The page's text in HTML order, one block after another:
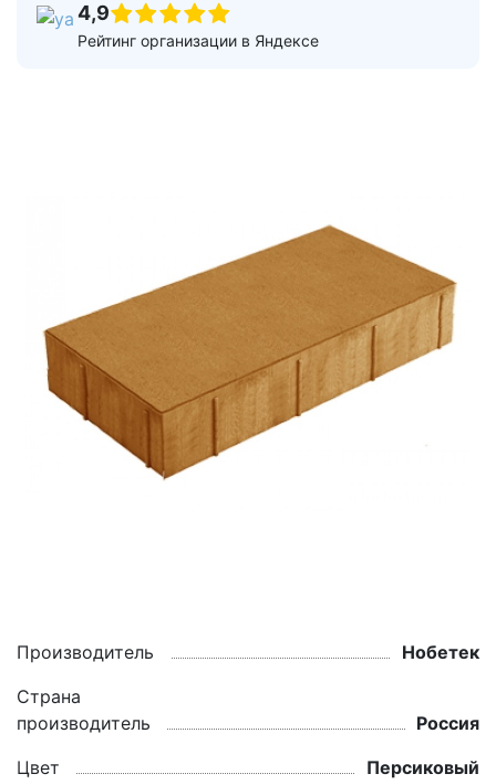
Производитель
Нобетек
Страна
производитель
Россия
Цвет
Персиковый
4,9
Рейтинг организации в Яндексе